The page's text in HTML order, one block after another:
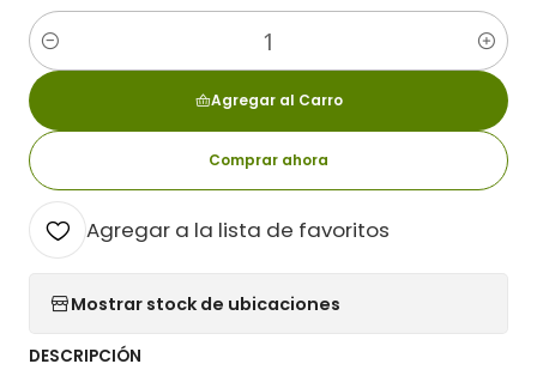
Cantidad
Agregar al Carro
Comprar ahora
Agregar a la lista de favoritos
Mostrar stock de ubicaciones
DESCRIPCIÓN